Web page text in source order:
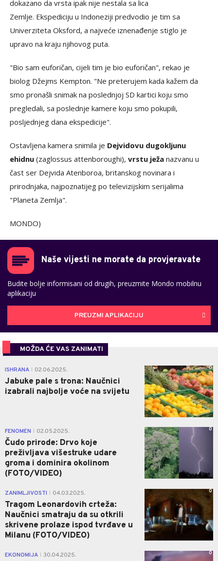
dokazano da vrsta ipak nije nestala sa lica
Zemlje. Ekspediciju u Indoneziji predvodio je tim sa
Univerziteta Oksford, a najveće iznenađenje stiglo je
upravo na kraju njihovog puta.
"Bio sam euforičan, cijeli tim je bio euforičan", rekao je
biolog Džejms Kempton. "Ne preterujem kada kažem da
smo pronašli snimak na poslednjoj SD kartici koju smo
pregledali, sa poslednje kamere koju smo pokupili,
posljednjeg dana ekspedicije".
Ostavljena kamera snimila je Dejvidovu dugokljunu
ehidnu (zaglossus attenboroughi), vrstu ježa nazvanu u
čast ser Dejvida Atenboroa, britanskog novinara i
prirodnjaka, najpoznatijeg po televizijskim serijalima
"Planeta Zemlja".
MONDO)
Naše vijesti ne morate da provjeravate
Budite bolje informisani od drugih, preuzmite Mondo mobilnu
aplikaciju
PREUZMI APLIKACIJU
MOŽDA ĆE VAS ZANIMATI
ISHRANA 02.06.2025.
Jabuke pale s trona: Naučnici
izabrali najbolje voće na svijetu
0
FENOMEN 02.05.2025.
Čudo prirode: Drvo koje
preživljava višestruke udare
groma i dominira okolinom
(FOTO/VIDEO)
0
ZANIMLJIVOSTI 04.03.2025.
Tragom Leonardovih crteža:
Naučnici smatraju da su otkrili
skrivene prolaze ispod tvrđave u
Milanu (FOTO/VIDEO)
0
EKONOMIJA 30.04.2025. 0